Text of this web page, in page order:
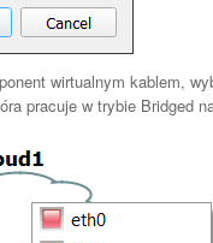
wirtualnym kablem,
pracuje w trybie Bridged